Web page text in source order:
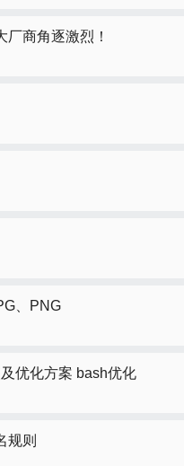
商角逐激烈！
、PNG
优化方案 bash优化
规则